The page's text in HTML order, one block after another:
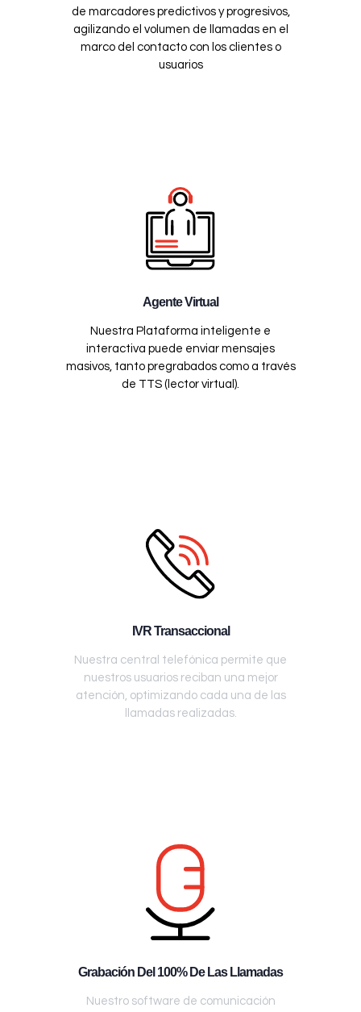
de marcadores predictivos y progresivos,
agilizando el volumen de llamadas en el
marco del contacto con los clientes o
usuarios
Agente Virtual
Nuestra Plataforma inteligente e
interactiva puede enviar mensajes
masivos, tanto pregrabados como a través
de TTS (lector virtual).
IVR Transaccional
Nuestra central telefónica permite que
nuestros usuarios reciban una mejor
atención, optimizando cada una de las
llamadas realizadas.
Grabación Del 100% De Las Llamadas
Nuestro software de comunicación